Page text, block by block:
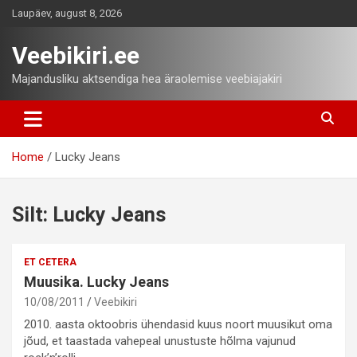
SkipLaupäev, august 8, 2026
Veebikiri.ee
Majandusliku aktsendiga hea äraolemise veebiajakiri
Home Lucky Jeans
Silt: Lucky Jeans
ET CETERA
Muusika. Lucky Jeans
10/08/2011 Veebikiri
2010. aasta oktoobris ühendasid kuus noort muusikut oma
jõud, et taastada vahepeal unustuste hõlma vajunud